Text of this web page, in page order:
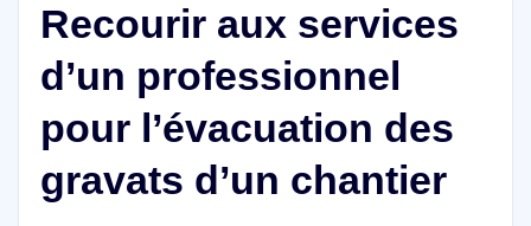
Recourir aux services
d’un professionnel
pour l’évacuation des
gravats d’un chantier